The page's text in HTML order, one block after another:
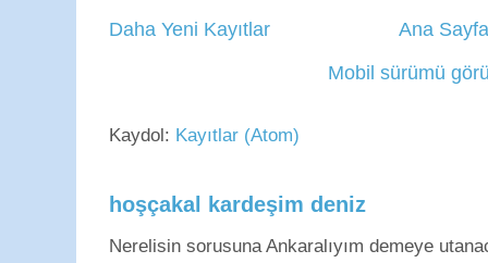
Daha Yeni Kayıtlar
Ana
Mobil sürümü
Kaydol: Kayıtlar (Atom)
hoşçakal kardeşim deniz
Nerelisin sorusuna Ankaralıyım demeye